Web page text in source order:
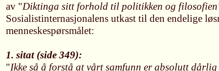
av "Diktinga sitt forhold til politikken og
Sosialistinternasjonalens utkast til den endelige
menneskespørsmålet:
1. sitat (side 349):
"Ikke så å forstå at vårt samfunn er absolutt